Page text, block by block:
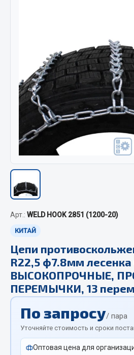
Отопители салона,
Автономные воздушные
Жидкостные подогреватели
Отопители салона
Подогреватели тосола
Автотовары
Автозвук
Автокаталоги
Аксессуары автомобильные
Аптечки и знаки автомобильные
Брызговики
Вентиляторы кабины
Показать ещё
Весь раздел
Арт.: WELD HOOK 2851 (1200-20)
КИТАЙ
Цепи
R22,5 ф7.8мм
ВЫСОКОПРОЧНЫЕ,
ПЕРЕМЫЧКИ, 13
По запросу/ пара
Уточняйте стоимость и сроки
Оптовая цена для